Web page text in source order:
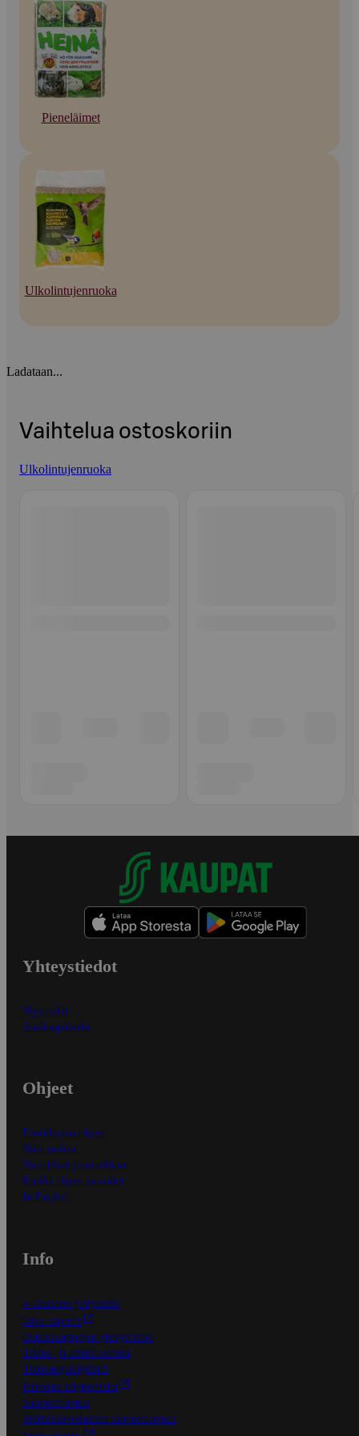
Pieneläimet
Ulkolintujenruoka
Ladataan...
Vaihtelua ostoskoriin
Ulkolintujenruoka
Yhteystiedot
Myymälät
Asiakaspalvelu
Ohjeet
Ensitilaajan ohjeet
Näin maksat
Näin tilaat ja muokkaat
Kaikki ohjeet ja vinkit
In English
Info
S-Business yrityksille
Oiva-raportit
Osuuskauppojen yhteystiedot
Tilaus- ja toimitusehdot
Tietosuojakäytäntö
Palvelun käyttöehdot
Saavutettavuus
Mobiilisovelluksen saavutettavuus